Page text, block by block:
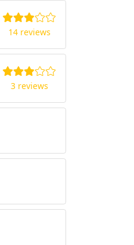
14 reviews
3 reviews